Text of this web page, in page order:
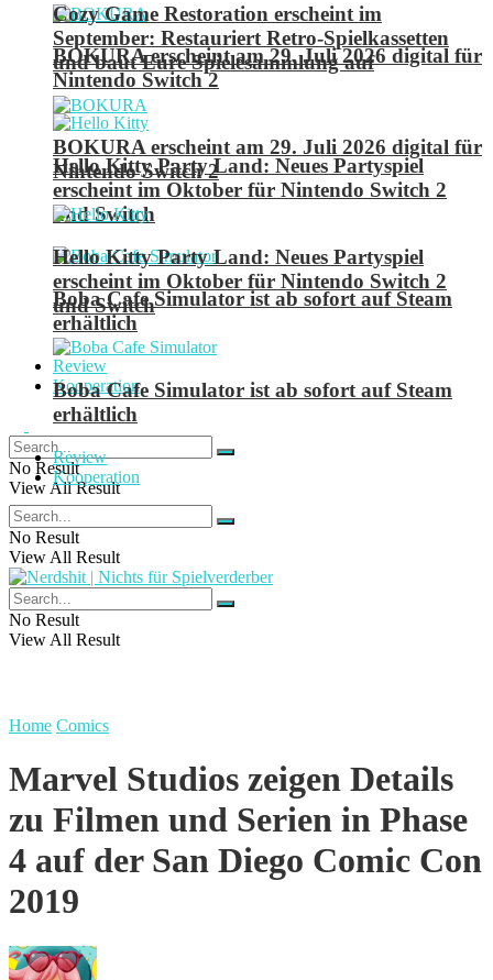
BOKURA erscheint am 29. Juli 2026 digital für
Nintendo Switch 2
Hello Kitty Party Land: Neues Partyspiel
erscheint im Oktober für Nintendo Switch 2
und Switch
Boba Cafe Simulator ist ab sofort auf Steam
erhältlich
Review
Kooperation
No Result
View All Result
Cozy Game Restoration erscheint im
September: Restauriert Retro-Spielkassetten
und baut Eure Spielesammlung auf
BOKURA erscheint am 29. Juli 2026 digital für
Nintendo Switch 2
Hello Kitty Party Land: Neues Partyspiel
erscheint im Oktober für Nintendo Switch 2
und Switch
Boba Cafe Simulator ist ab sofort auf Steam
erhältlich
Review
Kooperation
No Result
View All Result
No Result
View All Result
Home Comics
Marvel Studios zeigen Details
zu Filmen und Serien in Phase
4 auf der San Diego Comic Con
2019